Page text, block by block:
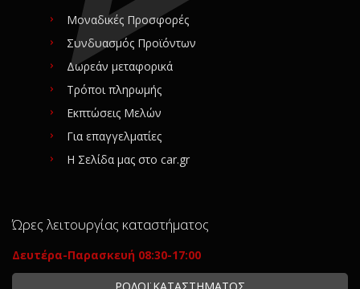
Μοναδικές Προσφορές
Συνδυασμός Προϊόντων
Δωρεάν μεταφορικά
Τρόποι πληρωμής
Εκπτώσεις Μελών
Για επαγγελματίες
Η Σελίδα μας στο car.gr
Ώρες λειτουργίας καταστήματος
Δευτέρα-Παρασκευή 08:30-17:00
ΡΟΛΟΪ ΚΑΤΑΣΤΗΜΑΤΟΣ